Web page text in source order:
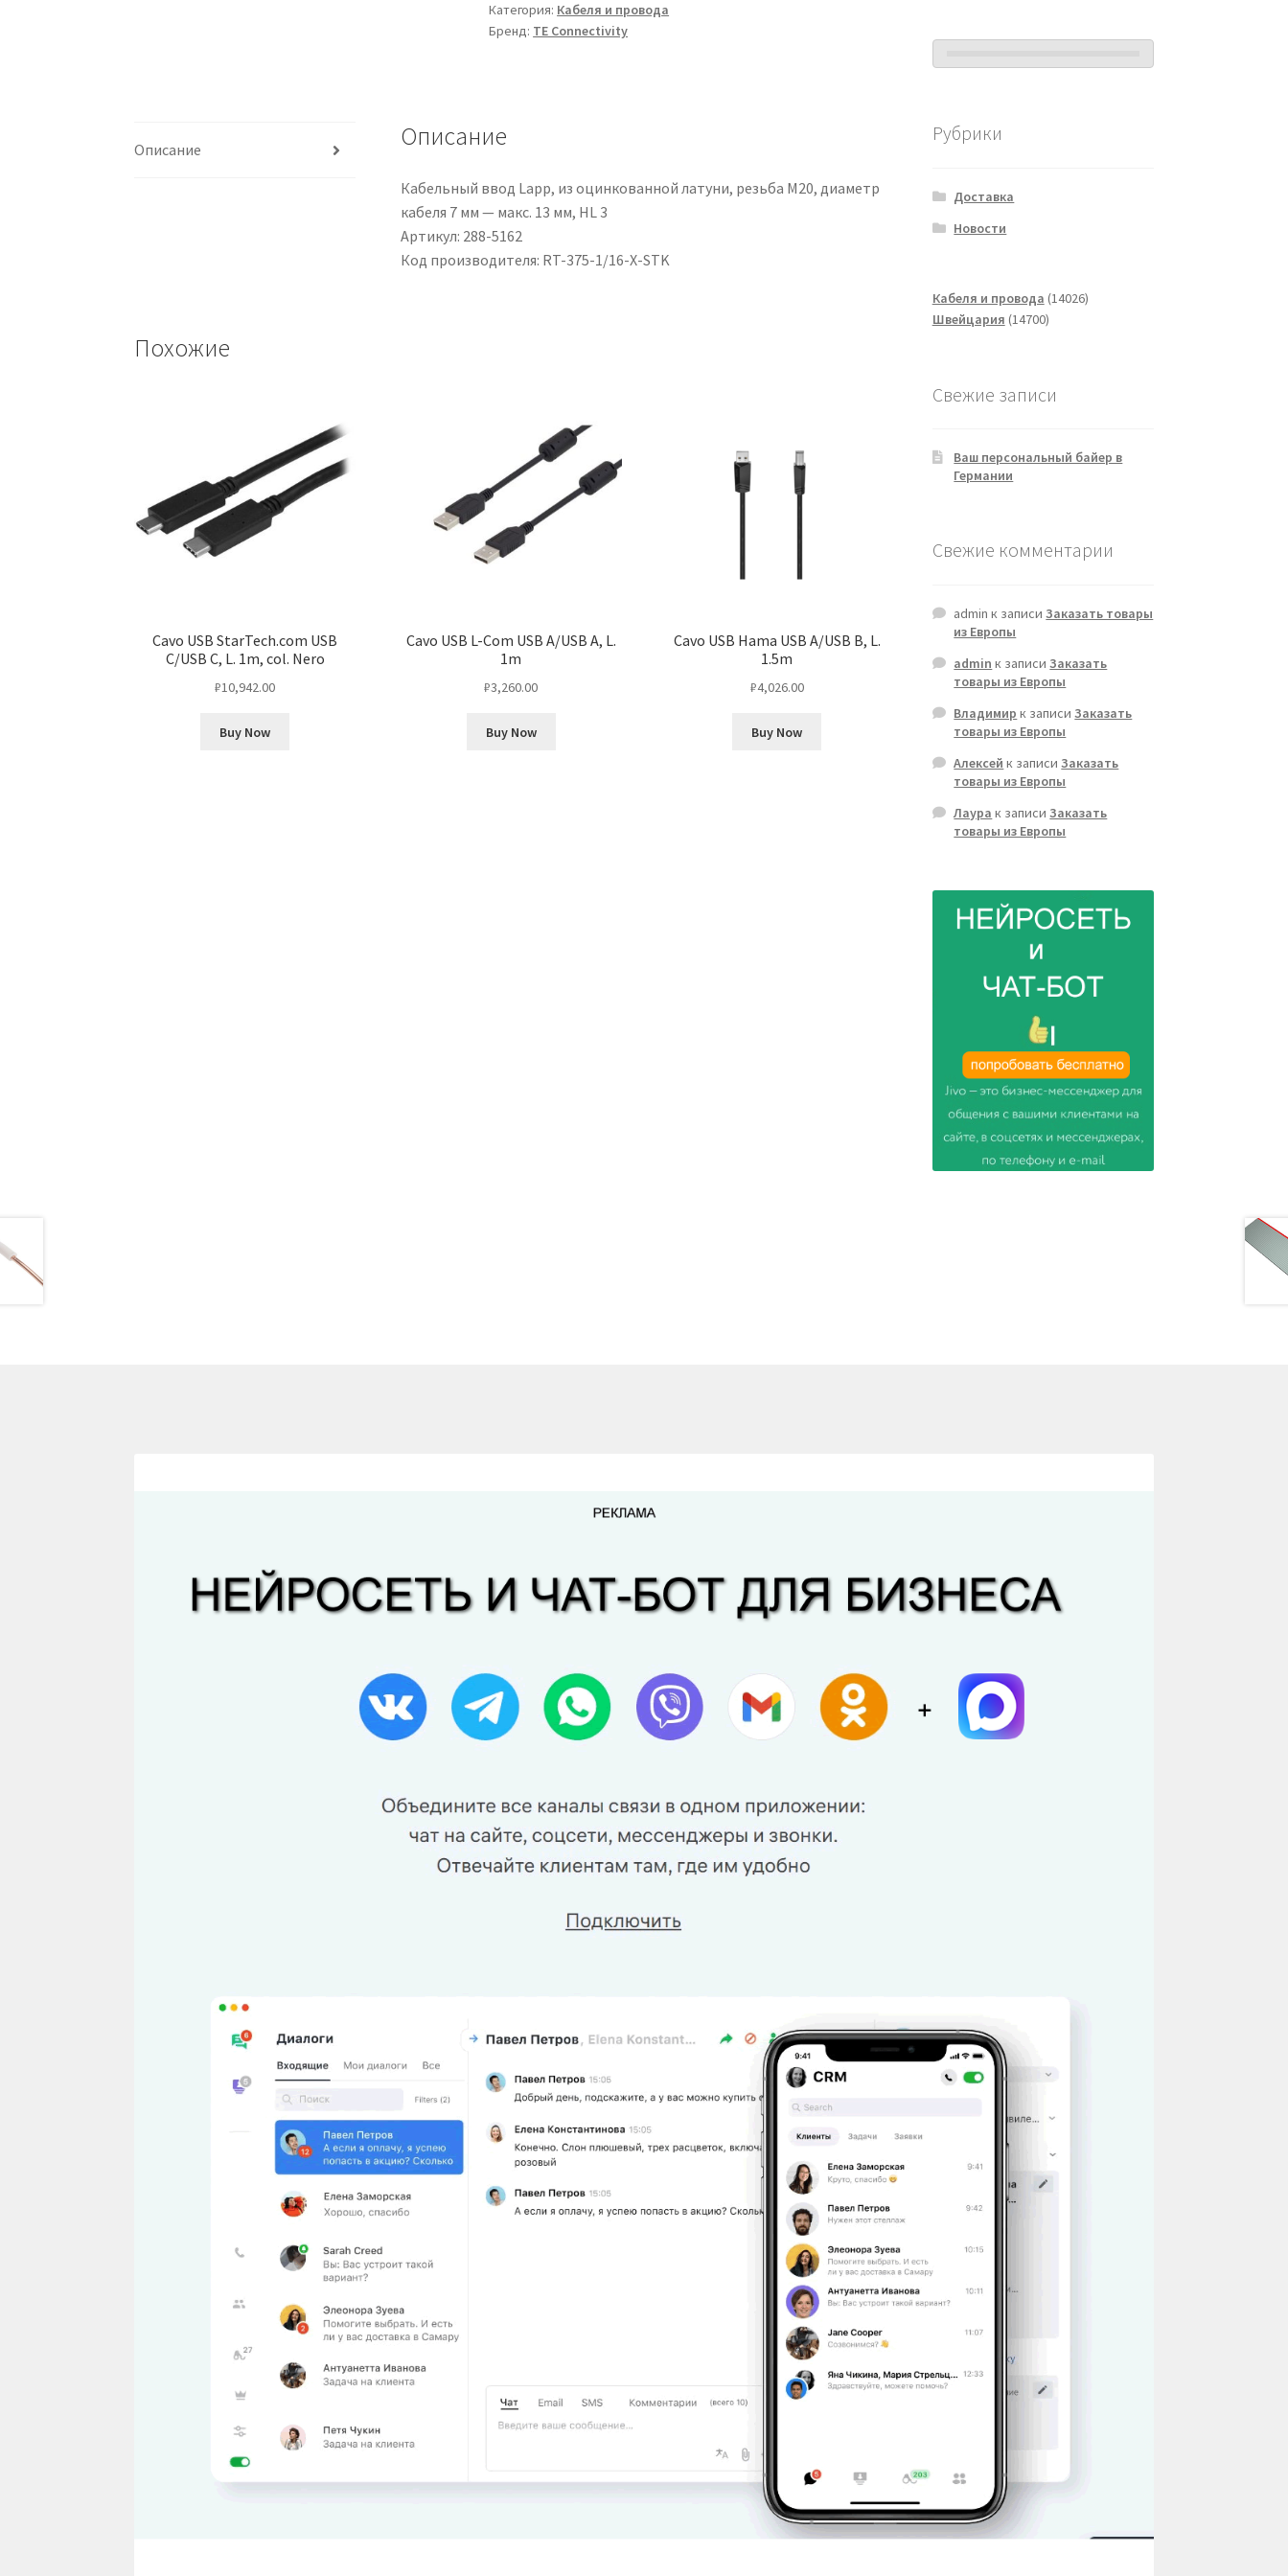
Connectivity
Ø
restringimento
1.2m
Категория: Кабеля и провода
Бренд: TE Connectivity
Описание Описание
Кабельный ввод Lapp, из оцинкованной латуни, резьба M20, диаметр
кабеля 7 мм — макс. 13 мм, HL 3
Артикул: 288-5162
Код производителя: RT-375-1/16-X-STK
Похожие
Cavo USB StarTech.com USB
C/USB C, L. 1m, col. Nero
₽10,942.00
Buy Now
Cavo USB L-Com USB A/USB A, L.
1m
₽3,260.00
Buy Now
Cavo USB Hama USB A/USB B, L.
1.5m
₽4,026.00
Buy Now
Рубрики
Доставка
Новости
Кабеля и провода 1402614026
Швейцария 1470014700
Свежие записи
Ваш персональный байер в
Германии
Свежие комментарии
admin к записиЗаказать товары
из Европы
admin к записиЗаказать
товары из Европы
Владимир к записиЗаказать
товары из Европы
Алексей к записиЗаказать
товары из Европы
Лаура к записиЗаказать
товары из Европы